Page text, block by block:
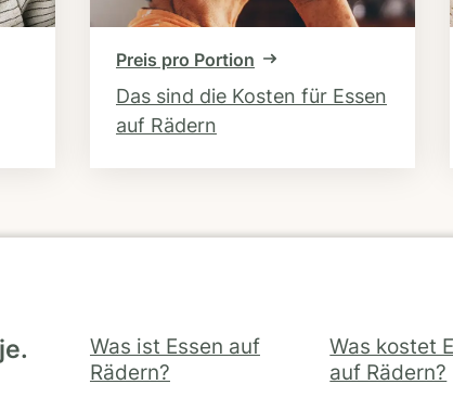
Preis pro Portion
Das sind die Kosten für Essen
auf Rädern
Was ist Essen auf
Rädern?
Was kostet
auf Rädern?